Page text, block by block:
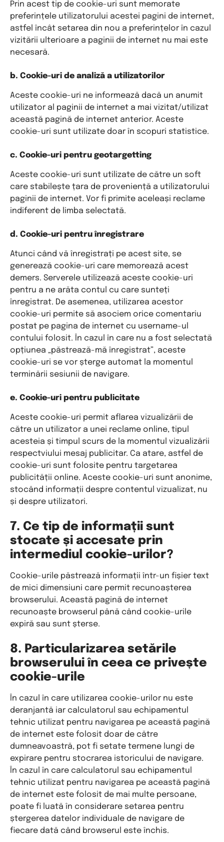
Prin acest tip de cookie-uri sunt memorate
preferințele utilizatorului acestei pagini de internet,
astfel încât setarea din nou a preferințelor în cazul
vizitării ulterioare a paginii de internet nu mai este
necesară.
b. Cookie-uri de analiză a utilizatorilor
Aceste cookie-uri ne informează dacă un anumit
utilizator al paginii de internet a mai vizitat/utilizat
această pagină de internet anterior. Aceste
cookie-uri sunt utilizate doar în scopuri statistice.
c. Cookie-uri pentru geotargetting
Aceste cookie-uri sunt utilizate de către un soft
care stabilește țara de proveniență a utilizatorului
paginii de internet. Vor fi primite aceleași reclame
indiferent de limba selectată.
d. Cookie-uri pentru înregistrare
Atunci când vă înregistrați pe acest site, se
generează cookie-uri care memorează acest
demers. Serverele utilizează aceste cookie-uri
pentru a ne arăta contul cu care sunteți
înregistrat. De asemenea, utilizarea acestor
cookie-uri permite să asociem orice comentariu
postat pe pagina de internet cu username-ul
contului folosit. În cazul în care nu a fost selectată
opțiunea „păstrează-mă înregistrat”, aceste
cookie-uri se vor șterge automat la momentul
terminării sesiunii de navigare.
e. Cookie-uri pentru publicitate
Aceste cookie-uri permit aflarea vizualizării de
către un utilizator a unei reclame online, tipul
acesteia și timpul scurs de la momentul vizualizării
respectviului mesaj publicitar. Ca atare, astfel de
cookie-uri sunt folosite pentru targetarea
publicității online. Aceste cookie-uri sunt anonime,
stocând informații despre contentul vizualizat, nu
și despre utilizatori.
7. Ce tip de informații sunt
stocate și accesate prin
intermediul cookie-urilor?
Cookie-urile păstrează informații într-un fișier text
de mici dimensiuni care permit recunoașterea
browserului. Această pagină de internet
recunoaște browserul până când cookie-urile
expiră sau sunt șterse.
8. Particularizarea setările
browserului în ceea ce privește
cookie-urile
În cazul în care utilizarea cookie-urilor nu este
deranjantă iar calculatorul sau echipamentul
tehnic utilizat pentru navigarea pe această pagină
de internet este folosit doar de către
dumneavoastră, pot fi setate termene lungi de
expirare pentru stocrarea istoricului de navigare.
În cazul în care calculatorul sau echipamentul
tehnic utilizat pentru navigarea pe această pagină
de internet este folosit de mai multe persoane,
poate fi luată în considerare setarea pentru
ștergerea datelor individuale de navigare de
fiecare dată când browserul este închis.